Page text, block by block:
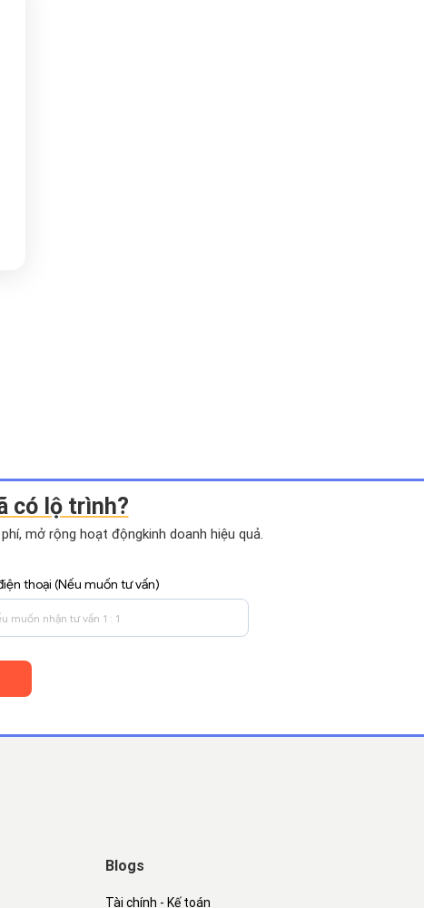
có lộ trình?
mở rộng hoạt độngkinh doanh hiệu quả.
thoại (Nếu muốn tư vấn)
Blogs
Tài chính - Kế toán